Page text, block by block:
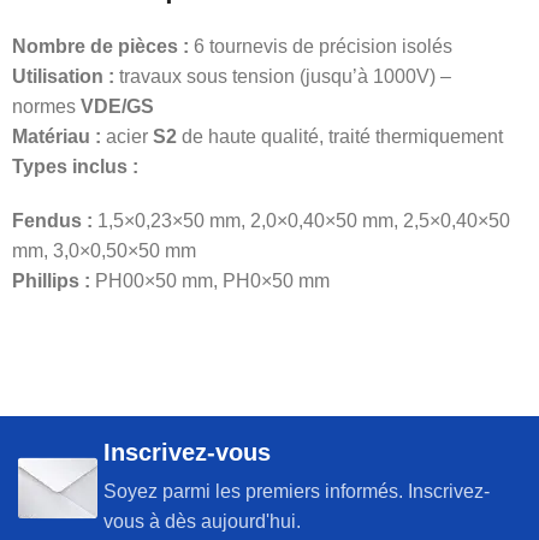
Nombre de pièces : 6 tournevis de précision isolés
Utilisation : travaux sous tension (jusqu’à 1000V) –
normes VDE/GS
Matériau : acier S2 de haute qualité, traité thermiquement
Types inclus :
Fendus : 1,5×0,23×50 mm, 2,0×0,40×50 mm, 2,5×0,40×50
mm, 3,0×0,50×50 mm
Phillips : PH00×50 mm, PH0×50 mm
Inscrivez-vous
Soyez parmi les premiers informés. Inscrivez-
vous à dès aujourd'hui.